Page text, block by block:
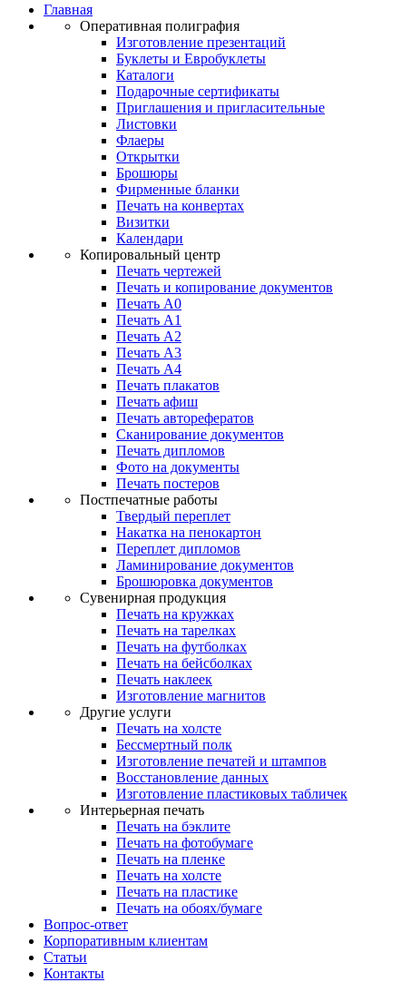
Главная
Оперативная полиграфия
Изготовление презентаций
Буклеты и Eвробуклеты
Каталоги
Подарочные сертификаты
Приглашения и пригласительные
Листовки
Флаеры
Открытки
Брошюры
Фирменные бланки
Печать на конвертах
Визитки
Календари
Копировальный центр
Печать чертежей
Печать и копирование документов
Печать А0
Печать А1
Печать А2
Печать А3
Печать А4
Печать плакатов
Печать афиш
Печать авторефератов
Сканирование документов
Печать дипломов
Фото на документы
Печать постеров
Постпечатные работы
Твердый переплет
Накатка на пенокартон
Переплет дипломов
Ламинирование документов
Брошюровка документов
Сувенирная продукция
Печать на кружках
Печать на тарелках
Печать на футболках
Печать на бейсболках
Печать наклеек
Изготовление магнитов
Другие услуги
Печать на холсте
Бессмертный полк
Изготовление печатей и штампов
Восстановление данных
Изготовление пластиковых табличек
Интерьерная печать
Печать на бэклите
Печать на фотобумаге
Печать на пленке
Печать на холсте
Печать на пластике
Печать на обоях/бумаге
Вопрос-ответ
Корпоративным клиентам
Статьи
Контакты